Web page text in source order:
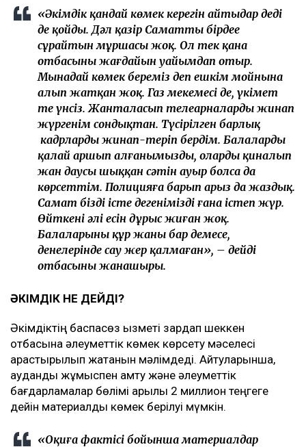
«Әкімдік қандай көмек керегін айтыңдар деді
де қойды. Дәл қазір Саматтың бірдеңе
сұрайтын мұршасы жоқ. Ол тек қана
отбасының жағдайын уайымдап отыр.
Мынадай көмек береміз деп ешкім мойнына
алып жатқан жоқ. Газ мекемесі де, үкімет
те үнсіз. Жанталасып телеарналарды жинап
жүргенім сондықтан. Түсірілген барлық
кадрларды жинап-теріп бердім. Балаларды
қалай аршып алғанымызды, олардың қиналып
жан даусы шыққан сәтін ауыр болса да
көрсеттім. Полицияға барып арыз да жаздық.
Самат біздің істе дегенімізді ғана істеп жүр.
Өйткені әлі есін дұрыс жиған жоқ.
Балаларының құр жаны бар демесең,
денелерінде сау жер қалмаған», – дейді
отбасының жанашыры.
ӘКІМДІК НЕ ДЕЙДІ?
Әкімдіктің баспасөз қызметі зардап шеккен
отбасына әлеуметтік көмек көрсету мәселесі
қарастырылып жатқанын мәлімдеді. Айтуларынша,
аудандық жұмыспен қамту және әлеуметтік
бағдарламалар бөлімі арқылы 2 миллион теңгеге
дейін материалдық көмек берілуі мүмкін.
«Оқиға фактісі бойынша материалдар